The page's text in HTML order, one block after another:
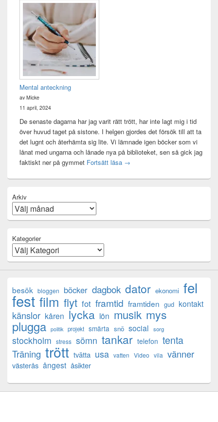
Mental anteckning
av Micke
11 april, 2024
De senaste dagarna har jag varit rätt trött, har inte lagt mig i tid
över huvud taget på sistone. I helgen gjordes det försök till att ta
det lugnt och återhämta sig lite. Vi lämnade igen böcker som vi
lånat med ungarna och lånade nya på biblioteket, sen så gick jag
faktiskt ner på gymmet Fortsätt läsa Mental anteckning
→
Arkiv
Kategorier
besök bloggen böcker dagbok dator ekonomi fel
fest film flyt fot framtid framtiden gud kontakt
känslor kåren lycka lön musik mys
plugga politik projekt smärta snö social sorg
stockholm stress sömn tankar telefon tenta
Träning trött tvätta usa vatten Video vila vänner
västerås ångest åsikter